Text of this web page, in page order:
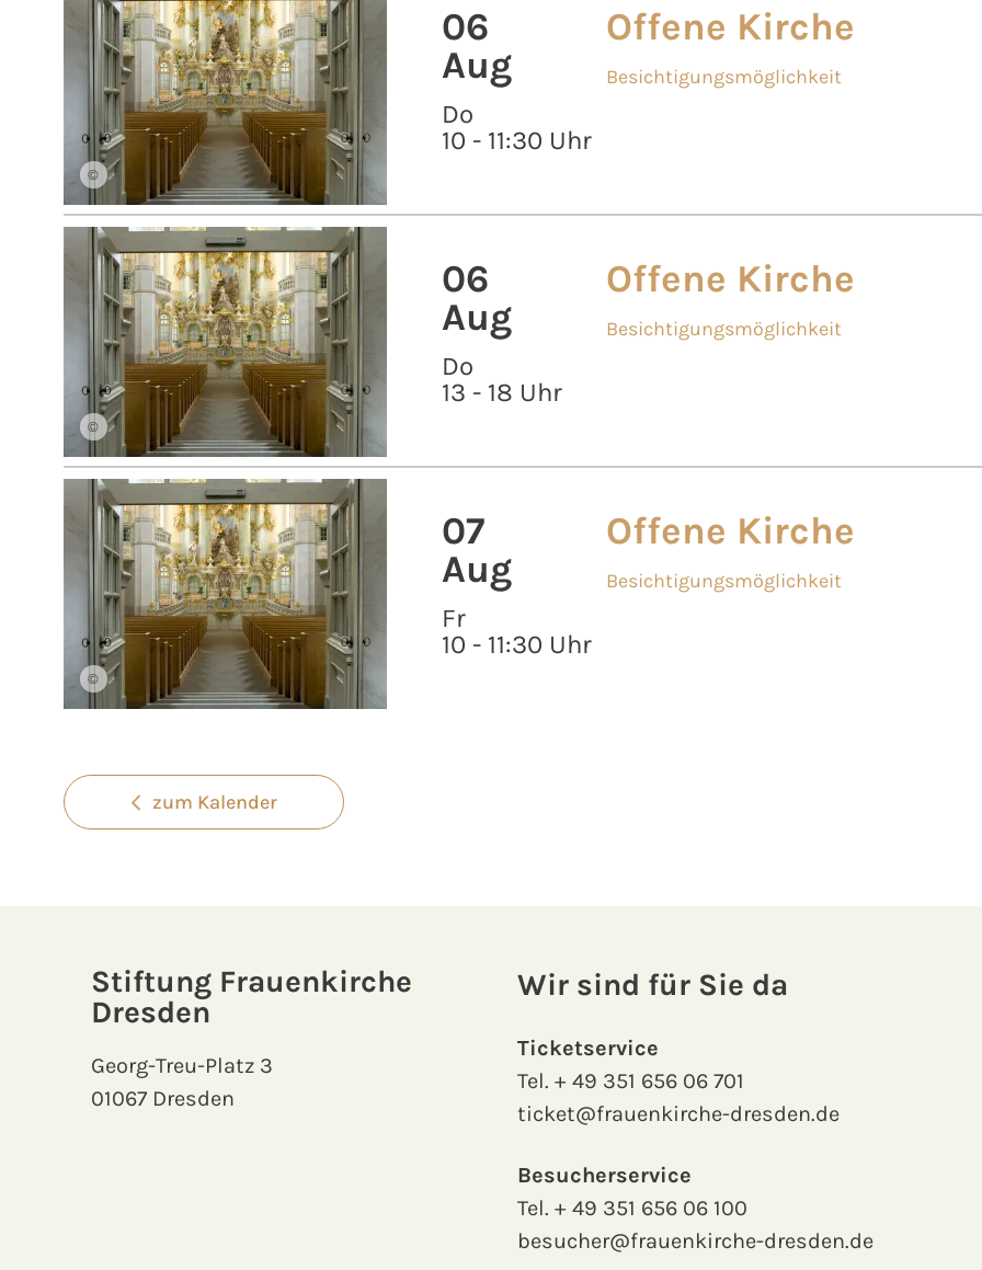
©
06
Aug
Do
10 - 11:30 Uhr
Offene Kirche
Besichtigungsmöglichkeit
©
06
Aug
Do
13 - 18 Uhr
Offene Kirche
Besichtigungsmöglichkeit
©
07
Aug
Fr
10 - 11:30 Uhr
Offene Kirche
Besichtigungsmöglichkeit
zum Kalender
Stiftung Frauenkirche
Dresden
Georg-Treu-Platz 3
01067 Dresden
Wir sind für Sie da
Ticketservice
Tel.+ 49 351 656 06 701
ticket@frauenkirche-dresden.de
Besucherservice
Tel.+ 49 351 656 06 100
besucher@frauenkirche-dresden.de